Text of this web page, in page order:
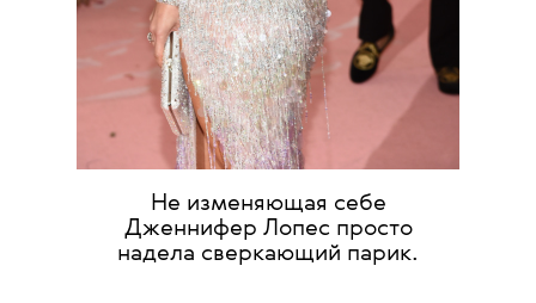
Не изменяющая себе
Дженнифер Лопес просто
надела сверкающий парик.